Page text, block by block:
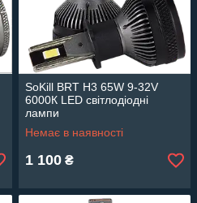
SoKill BRT H3 65W 9-32V
6000К LED світлодіодні
лампи
Немає в наявності
1 100 ₴